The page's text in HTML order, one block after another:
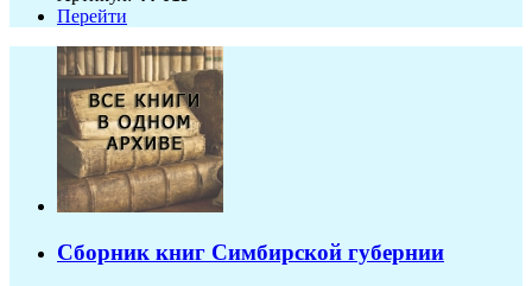
Перейти
Сборник книг Симбирской губернии